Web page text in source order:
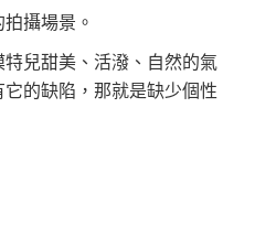
攝場景。
兒甜美、活潑、自然的氣
的缺陷，那就是缺少個性